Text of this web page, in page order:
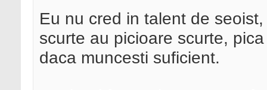
Eu nu cred in talent de
scurte au picioare scurte,
daca muncesti suficient.